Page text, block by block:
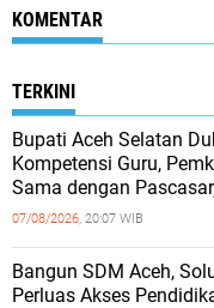
KOMENTAR
TERKINI
Bupati Aceh Selatan
Kompetensi Guru,
Sama dengan
07/08/2026, 20:07 WIB
‎Bangun SDM Aceh,
Perluas Akses